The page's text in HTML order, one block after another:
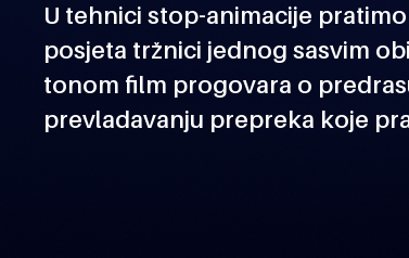
U tehnici stop-animacije
posjeta tržnici jednog sasvim
tonom film progovara o
prevladavanju prepreka koje